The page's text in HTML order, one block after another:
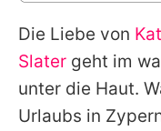
Die Liebe von
Slater geht im
unter die Haut.
Urlaubs in